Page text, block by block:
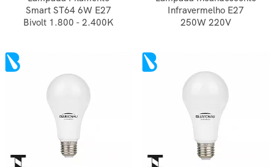
Smart ST64 6W E27
Bivolt 1.800 - 2.400K
Infravermelho E27
250W 220V